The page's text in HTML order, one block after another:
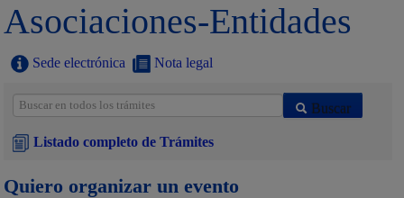
Asociaciones-Entidades
Sede electrónica Nota legal
Buscar
Listado completo de Trámites
Quiero organizar un evento